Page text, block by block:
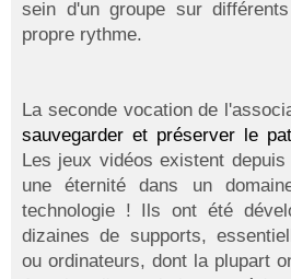
sein d'un groupe sur
propre rythme.
La seconde vocation de
sauvegarder et préserver le
Les jeux vidéos existent
une éternité dans un
technologie ! Ils ont été
dizaines de supports,
ou ordinateurs, dont la plupart